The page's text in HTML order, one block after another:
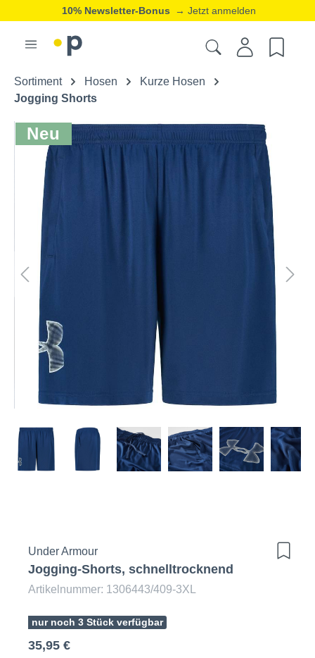
10% Newsletter-Bonus → Jetzt anmelden
Sortiment Hosen
Kurze Hosen
Jogging Shorts
Neu
Under Armour
Jogging-Shorts, schnelltrocknend
Artikelnummer: 1306443/409-3XL
nur noch 3 Stück verfügbar
35,95 €